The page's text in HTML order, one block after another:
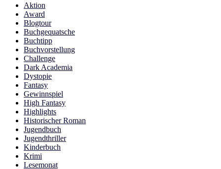
Aktion
Award
Blogtour
Buchgequatsche
Buchtipp
Buchvorstellung
Challenge
Dark Academia
Dystopie
Fantasy
Gewinnspiel
High Fantasy
Highlights
Historischer Roman
Jugendbuch
Jugendthriller
Kinderbuch
Krimi
Lesemonat